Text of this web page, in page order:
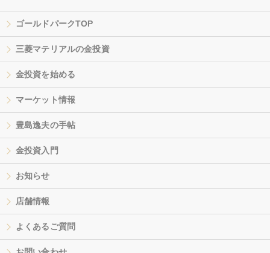
ゴールドパークTOP
三菱マテリアルの金投資
金投資を始める
マーケット情報
豊島逸夫の手帖
金投資入門
お知らせ
店舗情報
よくあるご質問